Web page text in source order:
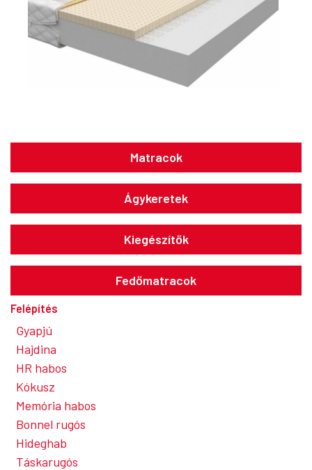
Matracok
Ágykeretek
Kiegészítők
Fedőmatracok
Felépítés
Gyapjú
Hajdina
HR habos
Kókusz
Memória habos
Bonnel rugós
Hideghab
Táskarugós